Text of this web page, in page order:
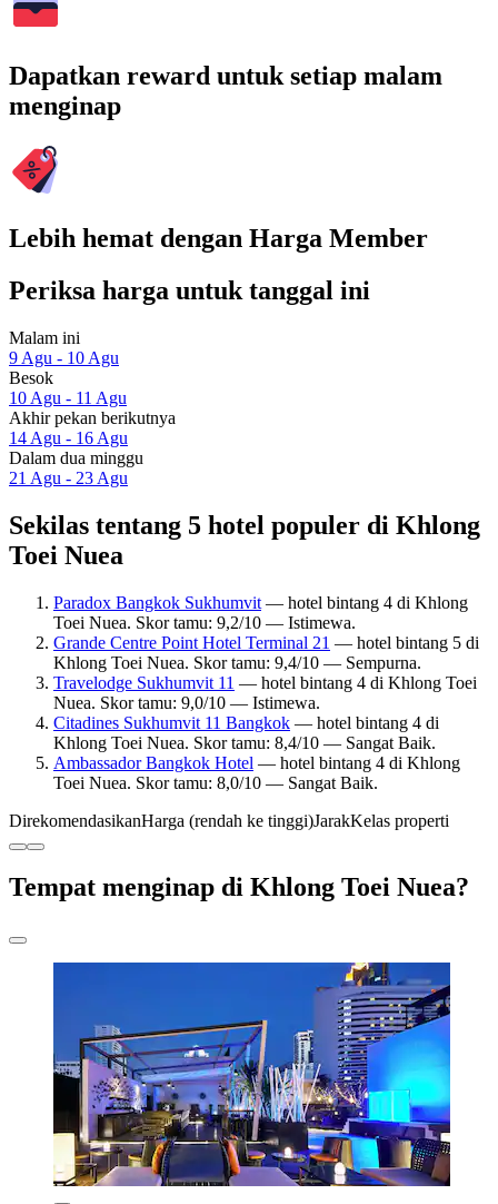
Dapatkan reward untuk setiap malam
menginap
Lebih hemat dengan Harga Member
Periksa harga untuk tanggal ini
Malam ini
9 Agu - 10 Agu
Besok
10 Agu - 11 Agu
Akhir pekan berikutnya
14 Agu - 16 Agu
Dalam dua minggu
21 Agu - 23 Agu
Sekilas tentang 5 hotel populer di Khlong
Toei Nuea
Paradox Bangkok Sukhumvit — hotel bintang 4 di Khlong
Toei Nuea. Skor tamu: 9,2/10 — Istimewa.
Grande Centre Point Hotel Terminal 21 — hotel bintang 5 di
Khlong Toei Nuea. Skor tamu: 9,4/10 — Sempurna.
Travelodge Sukhumvit 11 — hotel bintang 4 di Khlong Toei
Nuea. Skor tamu: 9,0/10 — Istimewa.
Citadines Sukhumvit 11 Bangkok — hotel bintang 4 di
Khlong Toei Nuea. Skor tamu: 8,4/10 — Sangat Baik.
Ambassador Bangkok Hotel — hotel bintang 4 di Khlong
Toei Nuea. Skor tamu: 8,0/10 — Sangat Baik.
DirekomendasikanHarga (rendah ke tinggi)JarakKelas properti
Tempat menginap di Khlong Toei Nuea?